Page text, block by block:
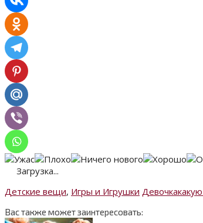
Загрузка...
Детские вещи, Игры и Игрушки Девочка
Вас также может заинтересовать: